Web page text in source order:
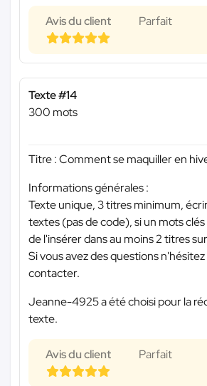
Avis du client Parfait
Texte #14
300 mots
Titre : Comment se maquiller en
Informations générales :
Texte unique, 3 titres minimum,
textes (pas de code), si un mots
de l'insérer dans au moins 2 titres
Si vous avez des questions n'hésitez
contacter.
Jeanne-4925 a été choisi pour la
texte.
Avis du client Parfait